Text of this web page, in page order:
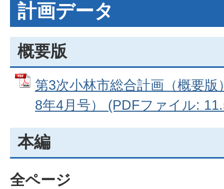
計画データ
概要版
第3次小林市総合計画（概要
8年4月号） (PDFファイル:
本編
全ページ